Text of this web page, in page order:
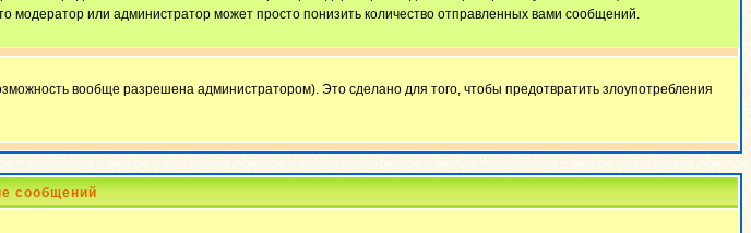
или администратор может просто понизить количество отправленных вами сообщений.
вообще разрешена администратором). Это сделано для того, чтобы предотвратить злоупотребления
сообщений